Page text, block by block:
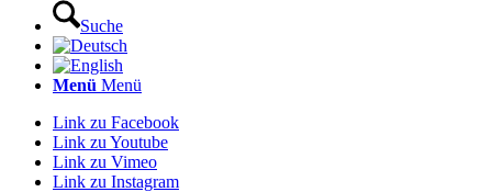
Suche
Menü Menü
Link zu Facebook
Link zu Youtube
Link zu Vimeo
Link zu Instagram